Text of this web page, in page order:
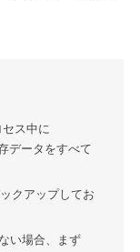
ス中に
データをすべて
クアップしてお
い場合、まず